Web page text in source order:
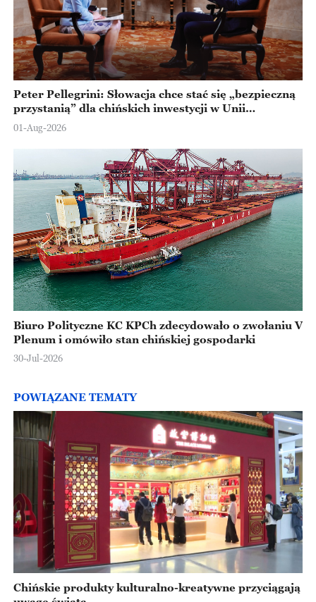
Peter Pellegrini: Słowacja chce stać się „bezpieczną
przystanią” dla chińskich inwestycji w Unii
Europejskiej
01-Aug-2026
Biuro Polityczne KC KPCh zdecydowało o zwołaniu V
Plenum i omówiło stan chińskiej gospodarki
30-Jul-2026
POWIĄZANE TEMATY
Chińskie produkty kulturalno-kreatywne przyciągają